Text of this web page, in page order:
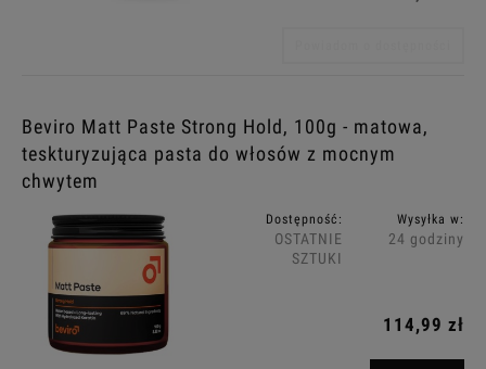
Beviro Matt Paste Strong Hold, 100g - matowa,
teskturyzująca pasta do włosów z mocnym
chwytem
Dostępność:
OSTATNIE
SZTUKI
Wysyłka w:
24 godziny
114,99 zł